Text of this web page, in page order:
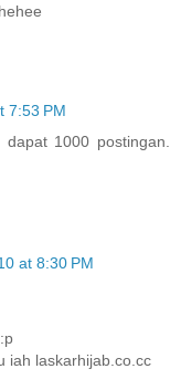
7:53 PM
1000 postingan.
at 8:30 PM
iah laskarhijab.co.cc